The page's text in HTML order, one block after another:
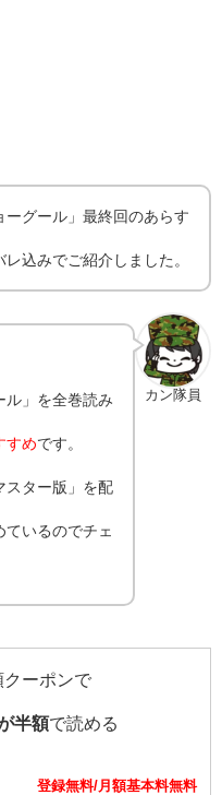
ーグール」最終回のあらす
込みでご紹介しました。
カン隊員
ル」を全巻読み
すめです。
スター版」を配
いるのでチェ
ーポンで
半額で読める
登録無料/月額基本料無料